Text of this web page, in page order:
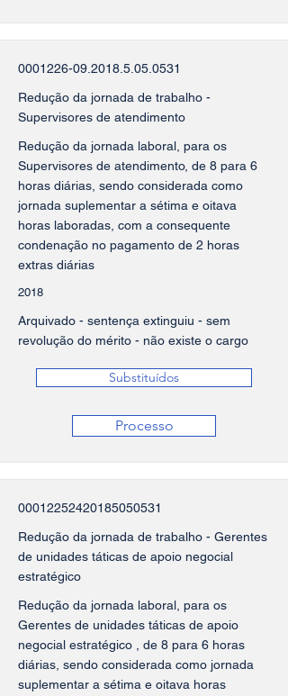
0001226-09.2018.5.05 .0531
Redução da jornada de trabalho -
Supervisores de atendimento
Redução da jornada laboral, para os
Supervisores de atendimento, de 8 para 6
horas diárias, sendo considerada como
jornada suplementar a sétima e oitava
horas laboradas, com a consequente
condenação no pagamento de 2 horas
extras diárias
2018
Arquivado - sentença extinguiu - sem
revolução do mérito - não existe o cargo
Substituídos
Processo
00012252420185050531
Redução da jornada de trabalho - Gerentes
de unidades táticas de apoio negocial
estratégico
Redução da jornada laboral, para os
Gerentes de unidades táticas de apoio
negocial estratégico , de 8 para 6 horas
diárias, sendo considerada como jornada
suplementar a sétima e oitava horas